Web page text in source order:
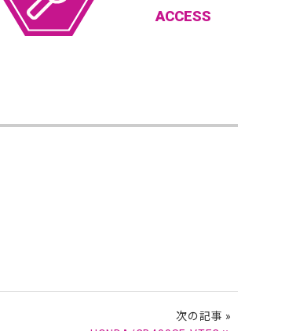
ACCESS
次の記事 »